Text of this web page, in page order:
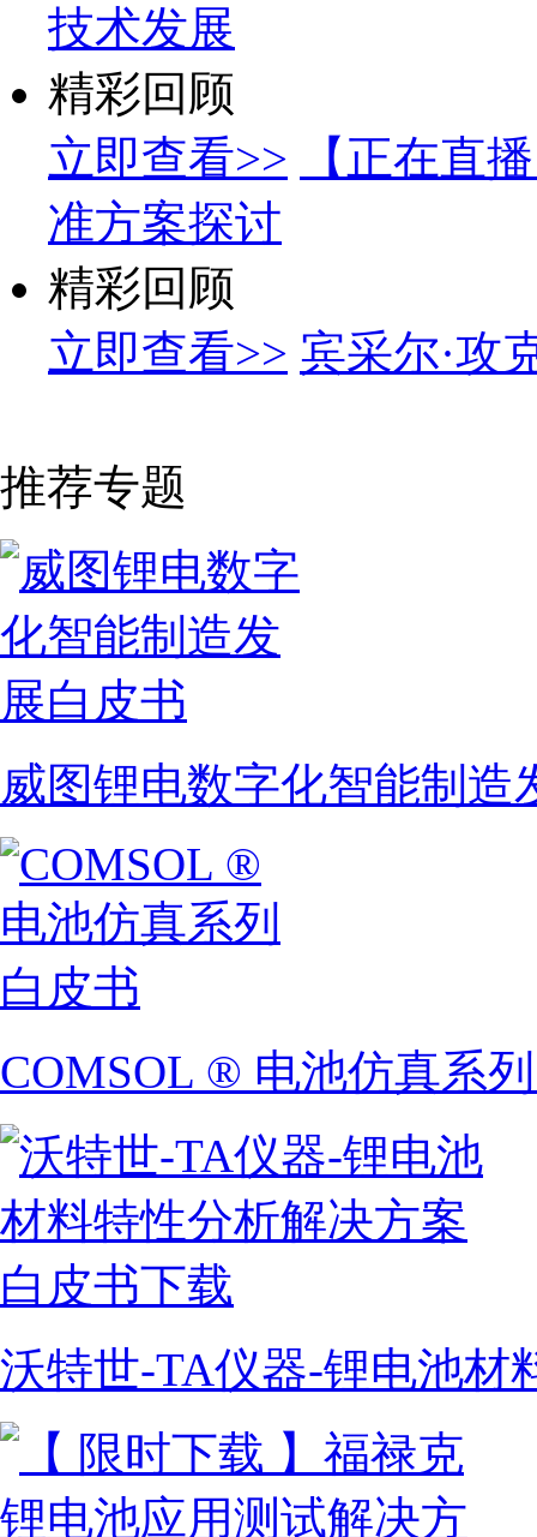
技术发展
精彩回顾
立即查看>>
【正在直
准方案探讨
精彩回顾
立即查看>> 宾采尔·攻
推荐专题
威图锂电数字化智能制造
COMSOL ® 电池仿真系
沃特世-TA仪器-锂电池材